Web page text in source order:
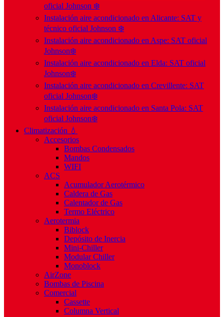
oficial Johnson ❄️
Instalación aire acondicionado en Alicante: SAT y
técnico oficial Johnson ❄️
Instalación aire acondicionado en Aspe: SAT oficial
Johnson❄️
Instalación aire acondicionado en Elda: SAT oficial
Johnson❄️
Instalación aire acondicionado en Crevillente: SAT
oficial Johnson❄️
Instalación aire acondicionado en Santa Pola: SAT
oficial Johnson❄️
Climatización 💧
Accesorios
Bombas Condensados
Mandos
WIFI
ACS
Acumulador Aerotérmico
Caldera de Gas
Calentador de Gas
Termo Eléctrico
Aerotermia
Biblock
Depósito de Inercia
Mini-Chiller
Modular Chiller
Monoblock
AirZone
Bombas de Piscina
Comercial
Cassette
Columna Vertical